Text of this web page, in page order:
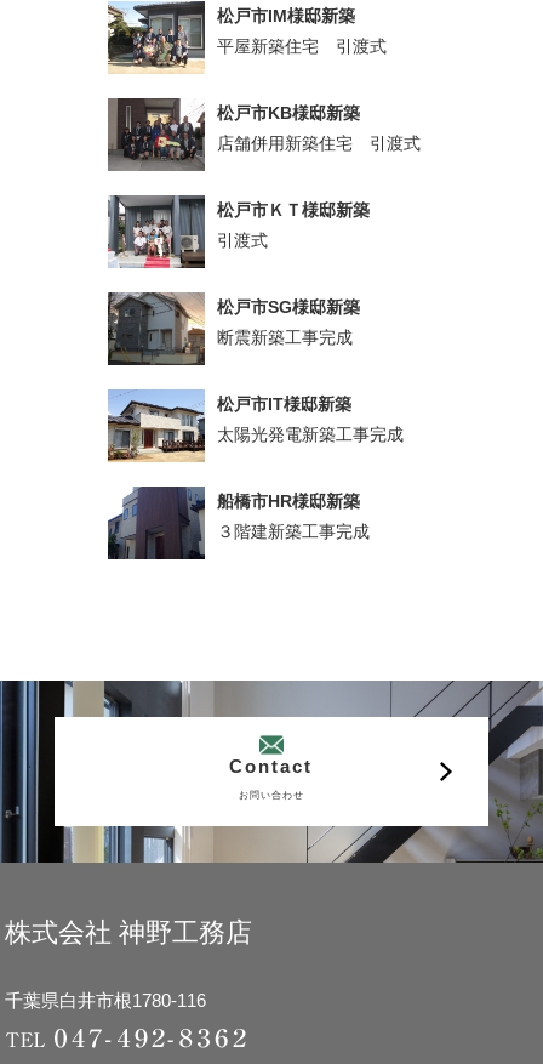
松戸市IM様邸新築
平屋新築住宅 引渡式
松戸市KB様邸新築
店舗併用新築住宅 引渡式
松戸市ＫＴ様邸新築
引渡式
松戸市SG様邸新築
断震新築工事完成
松戸市IT様邸新築
太陽光発電新築工事完成
船橋市HR様邸新築
３階建新築工事完成
Contact
お問い合わせ
株式会社 神野工務店
千葉県白井市根1780-116